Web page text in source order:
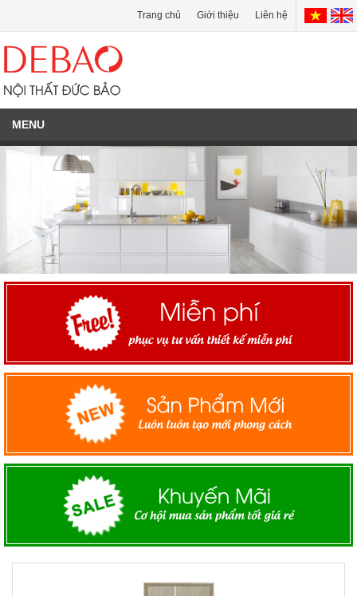
Trang chủ Giới thiệu Liên hệ
MENU